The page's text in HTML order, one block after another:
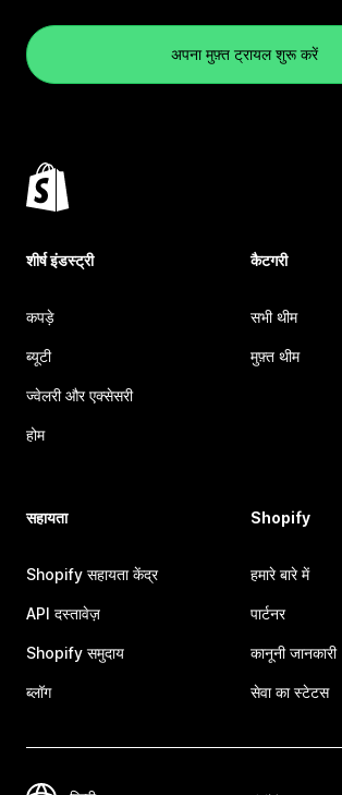
अपना मुफ़्त ट्रायल शुरू करें
शीर्ष इंडस्ट्री
कपड़े
ब्यूटी
ज्वेलरी और एक्सेसरी
होम
कैटगरी
सभी थीम
मुफ़्त थीम
सहायता
Shopify सहायता केंद्र
API दस्तावेज़
Shopify समुदाय
ब्लॉग
Shopify
हमारे बारे में
पार्टनर
कानूनी जानकारी
सेवा का स्टेटस